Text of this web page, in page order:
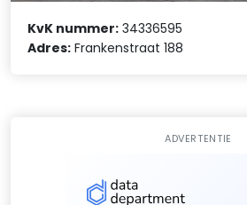
KvK nummer: 34336595
Adres: Frankenstraat 188
ADVERTENTIE